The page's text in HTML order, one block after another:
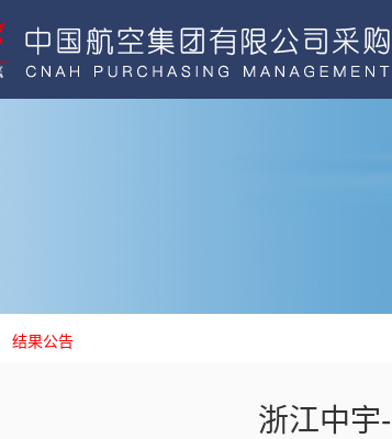
结果公告
浙江中宇